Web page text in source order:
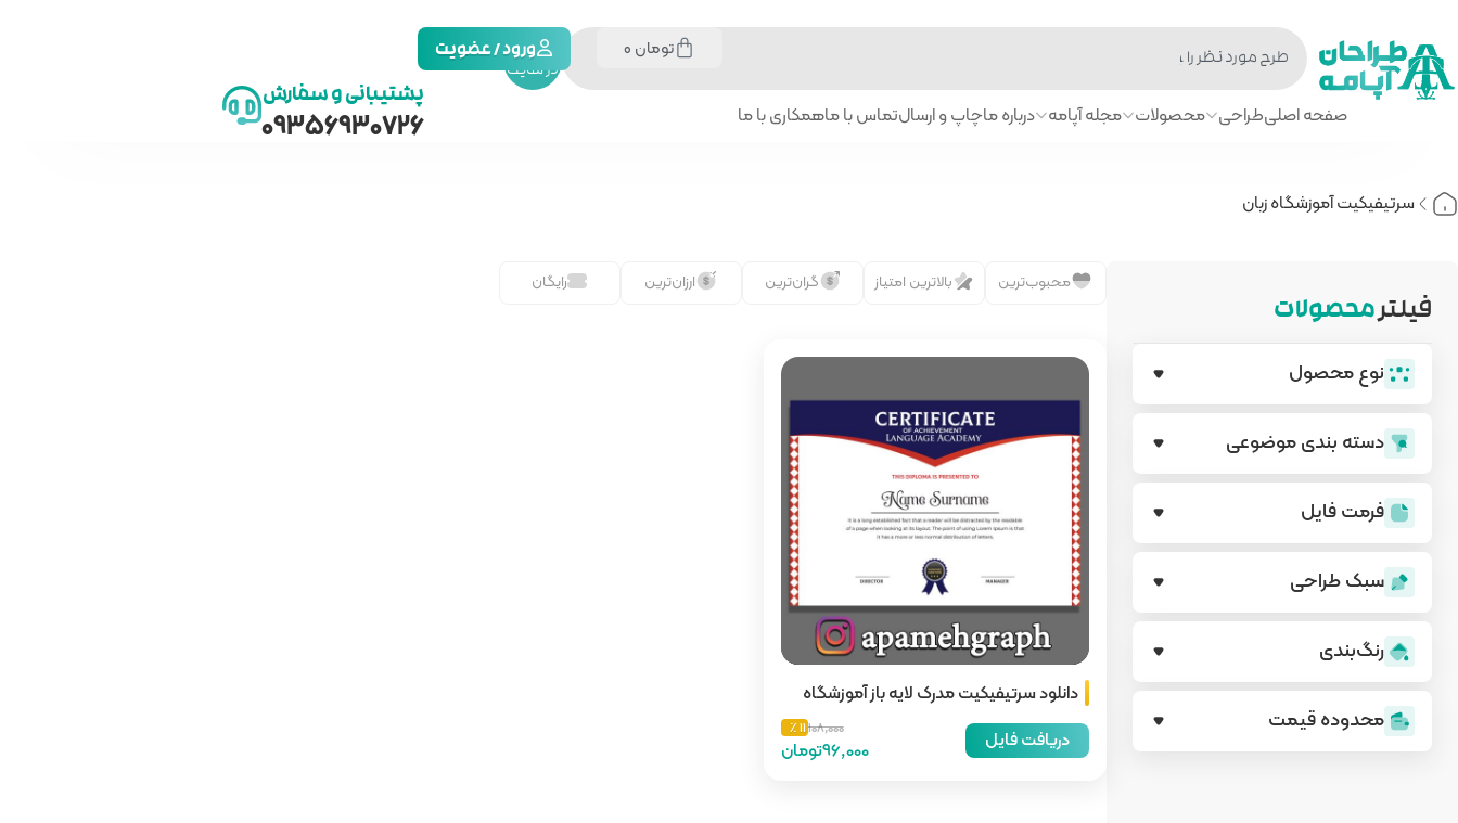
جستجو
در سایت
تومان ورود / عضویت
صفحه اصلیطراحی محصولات مجله آپامه درباره ماچاپ و ارسالتماس با ماهمکاری با ما
پشتیبانی و سفارش
09356930726
سرتیفیکیت آموزشگاه زبان
فیلترمحصولات
نوع محصول
دسته بندی‌ موضوعی
فرمت فایل
سبک طراحی
رنگ‌بندی
محدوده قیمت
محبوب‌ترین بالاترین امتیاز گران‌ترین ارزان‌ترین رایگان
دانلود سرتیفیکیت مدرک لایه باز آموزشگاه
زبان
دریافت فایل 108,00011 ٪
96,000تومان